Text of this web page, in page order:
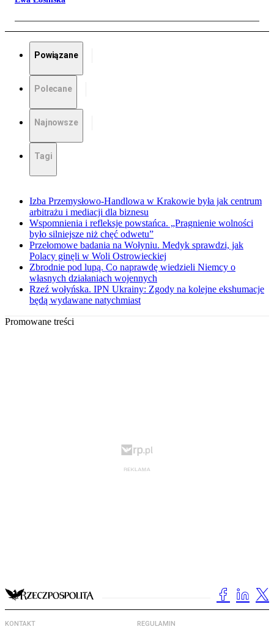
Powiązane
Polecane
Najnowsze
Tagi
Izba Przemysłowo-Handlowa w Krakowie była jak centrum
arbitrażu i mediacji dla biznesu
Wspomnienia i refleksje powstańca. „Pragnienie wolności
było silniejsze niż chęć odwetu”
Przełomowe badania na Wołyniu. Medyk sprawdzi, jak
Polacy ginęli w Woli Ostrowieckiej
Zbrodnie pod lupą. Co naprawdę wiedzieli Niemcy o
własnych działaniach wojennych
Rzeź wołyńska. IPN Ukrainy: Zgody na kolejne ekshumacje
będą wydawane natychmiast
Promowane treści
KONTAKT REGULAMIN